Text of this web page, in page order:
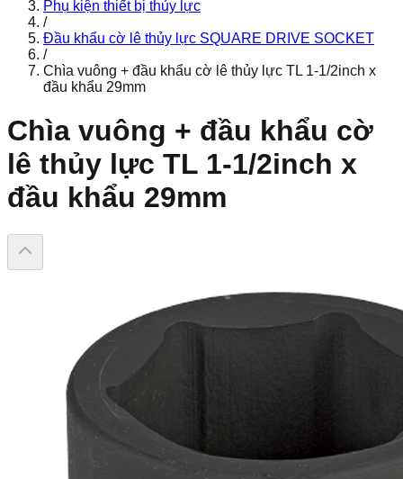
Phụ kiện thiết bị thủy lực
/
Đầu khẩu cờ lê thủy lực SQUARE DRIVE SOCKET
/
Chìa vuông + đầu khẩu cờ lê thủy lực TL 1-1/2inch x
đầu khẩu 29mm
Chìa vuông + đầu khẩu cờ
lê thủy lực TL 1-1/2inch x
đầu khẩu 29mm